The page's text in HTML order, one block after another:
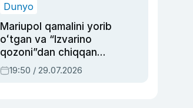
Dunyo
Mariupol qamalini yorib
oʻtgan va “Izvarino
qozoni”dan chiqqan
qahramon — Ukraina
armiyasi bosh
19:50 / 29.07.2026